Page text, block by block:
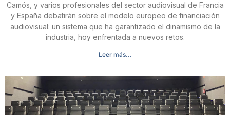
Camós, y varios profesionales del sector audiovisual de Francia
y España debatirán sobre el modelo europeo de financiación
audiovisual: un sistema que ha garantizado el dinamismo de la
industria, hoy enfrentada a nuevos retos.
Leer más...